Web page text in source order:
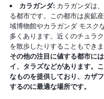
カラガンダ: カラガンダは
る都市です。この都市は炭鉱
域博物館やカラガンダ モスク
多くあります。近くのチュラ
を散歩したりすることもできま
その他の注目に値する都市に
イ、タラズなどがあります。
なものを提供しており、カザ
するのに最適な場所です。